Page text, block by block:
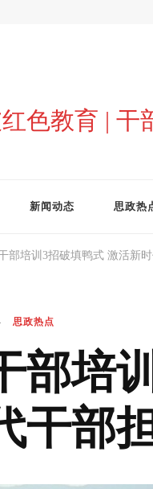
色教育 | 干
新闻动态 思政热
部培训3招破填鸭式 激活新
思政热点
部培
干部